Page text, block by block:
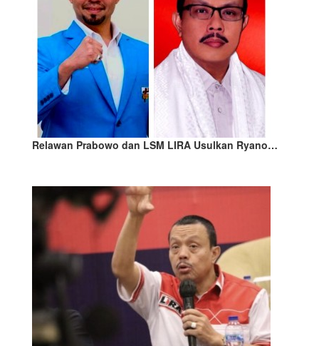
Relawan Prabowo dan LSM LIRA Usulkan Ryano…